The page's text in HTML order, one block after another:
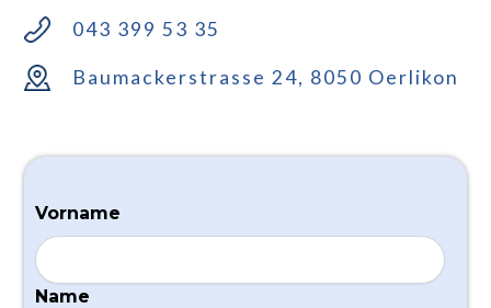
043 399 53 35
Baumackerstrasse 24, 8050 Oerlikon
Vorname
Name